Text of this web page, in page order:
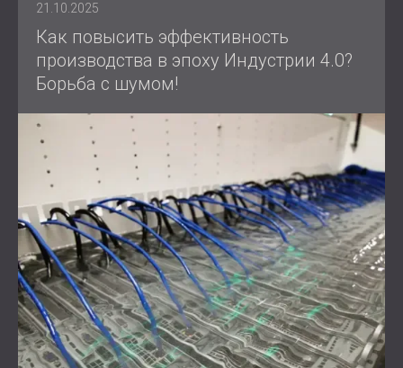
21.10.2025
Как повысить эффективность
производства в эпоху Индустрии 4.0?
Борьба с шумом!